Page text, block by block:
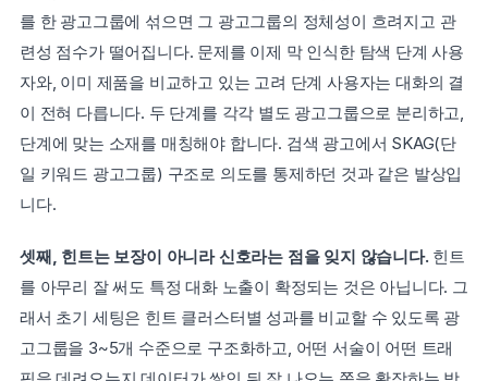
를 한 광고그룹에 섞으면 그 광고그룹의 정체성이 흐려지고 관
련성 점수가 떨어집니다. 문제를 이제 막 인식한 탐색 단계 사용
자와, 이미 제품을 비교하고 있는 고려 단계 사용자는 대화의 결
이 전혀 다릅니다. 두 단계를 각각 별도 광고그룹으로 분리하고,
단계에 맞는 소재를 매칭해야 합니다. 검색 광고에서 SKAG(단
일 키워드 광고그룹) 구조로 의도를 통제하던 것과 같은 발상입
니다.
셋째, 힌트는 보장이 아니라 신호라는 점을 잊지 않습니다. 힌트
를 아무리 잘 써도 특정 대화 노출이 확정되는 것은 아닙니다. 그
래서 초기 세팅은 힌트 클러스터별 성과를 비교할 수 있도록 광
고그룹을 3~5개 수준으로 구조화하고, 어떤 서술이 어떤 트래